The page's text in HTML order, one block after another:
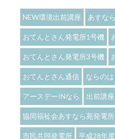
NEW環境出前講座 あすな
おてんとさん発電所1号機
おてんとさん発電所3号機
おてんとさん通信 ならのは
アースデーINなら 出前講座
協同福祉会あすなら苑発電所
市民共同発電所 平成28年